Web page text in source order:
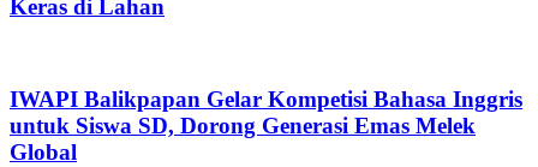
Keras di Lahan
IWAPI Balikpapan Gelar Kompetisi Bahasa Inggris
untuk Siswa SD, Dorong Generasi Emas Melek
Global